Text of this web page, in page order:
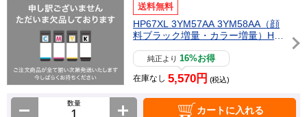
送料無料
HP67XL 3YM57AA 3YM58AA（顔
料ブラック増量・カラー増量）HP
リサイクルインクカートリッジ
純正より16%お得
在庫なし 5,570円 (税込)
数量
カートに入れる